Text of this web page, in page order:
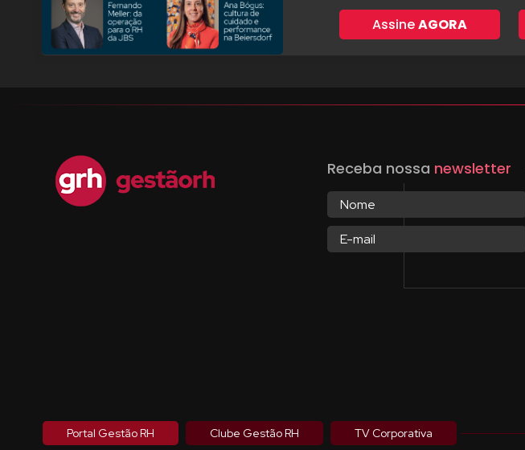
AssineAGORA
Receba nossa newsletter
Portal Gestão RH Clube Gestão RH TV Corporativa